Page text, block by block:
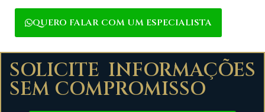
QUERO FALAR COM UM ESPECIALISTA
SOLICITE INFORMAÇÕES
SEM COMPROMISSO